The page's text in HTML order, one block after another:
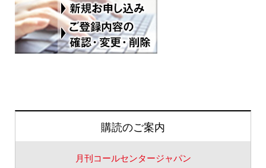
購読のご案内
月刊コールセンタージャパン